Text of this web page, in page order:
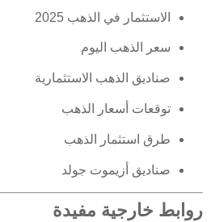
الاستثمار في الذهب 2025
سعر الذهب اليوم
صناديق الذهب الاستثمارية
توقعات أسعار الذهب
طرق استثمار الذهب
صناديق أزيموت جولد
روابط خارجية مفيدة